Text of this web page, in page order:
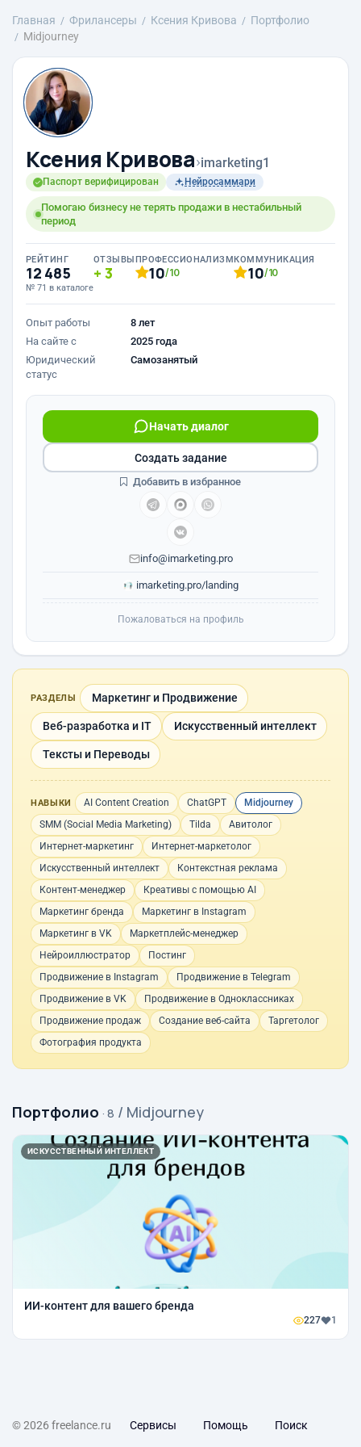
Главная Фрилансеры Ксения Кривова
Портфолио
Midjourney
Ксения Кривова›imarketing1
Паспорт верифицирован Нейросаммари
Помогаю бизнесу не терять продажи в нестабильный
период
РЕЙТИНГ
12 485
№ 71 в каталоге
ОТЗЫВЫ
3
ПРОФЕССИОНАЛИЗМ
10/10
КОММУНИКАЦИЯ
10/10
Опыт работы
8 лет
На сайте с
2025 года
Юридический
статус
Самозанятый
Начать диалог
info@imarketing.pro
imarketing.pro/landing
Создать задание
Добавить в избранное
Пожаловаться на профиль
РАЗДЕЛЫ Маркетинг и Продвижение
Веб-разработка и IT Искусственный интеллект
Тексты и Переводы
НАВЫКИ AI Content Creation ChatGPT
Midjourney
SMM (Social Media Marketing)
Tilda
Авитолог
Интернет-маркетинг
Интернет-маркетолог
Искусственный интеллект
Контекстная реклама
Контент-менеджер
Креативы с помощью AI
Маркетинг бренда
Маркетинг в Instagram
Маркетинг в VK
Маркетплейс-менеджер
Нейроиллюстратор
Постинг
Продвижение в Instagram
Продвижение в Telegram
Продвижение в VK
Продвижение в Одноклассниках
Продвижение продаж
Создание веб-сайта
Таргетолог
Фотография продукта
Портфолио · 8 / Midjourney
ИСКУССТВЕННЫЙ ИНТЕЛЛЕКТ
ИИ-контент для вашего бренда
227 1
© 2026 freelance.ru Сервисы Помощь Поиск